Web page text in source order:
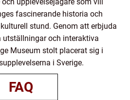
fascinerande historia och
stund. Genom att erbjuda
och interaktiva
Museum stolt placerat sig i
i Sverige.
FAQ